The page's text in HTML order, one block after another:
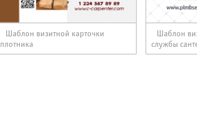
Шаблон визитной карточки
плотника
Шаблон
службы